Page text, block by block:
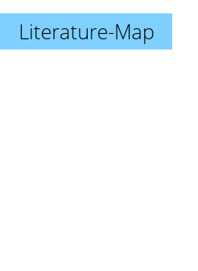
Literature-Map